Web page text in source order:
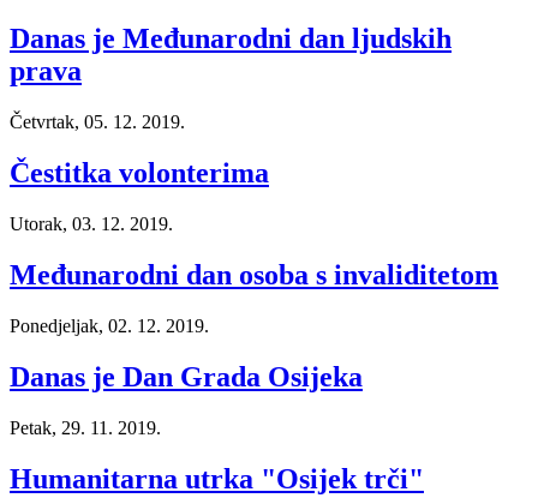
Danas je Međunarodni dan ljudskih
prava
Četvrtak, 05. 12. 2019.
Čestitka volonterima
Utorak, 03. 12. 2019.
Međunarodni dan osoba s invaliditetom
Ponedjeljak, 02. 12. 2019.
Danas je Dan Grada Osijeka
Petak, 29. 11. 2019.
Humanitarna utrka "Osijek trči"